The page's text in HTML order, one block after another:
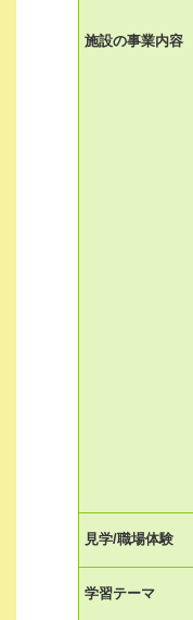
施設の事業内容
見学/職場体験
学習テーマ